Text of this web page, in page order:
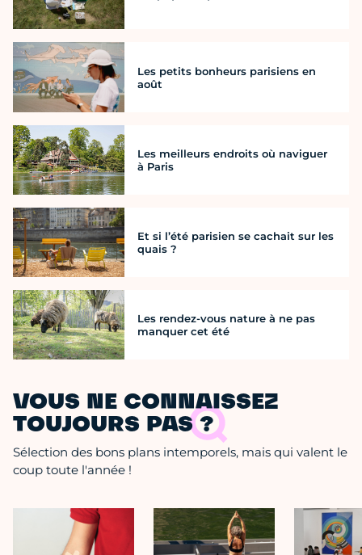
Les petits bonheurs parisiens en
août
Les meilleurs endroits où naviguer
à Paris
Et si l’été parisien se cachait sur les
quais ?
Les rendez-vous nature à ne pas
manquer cet été
VOUS NE CONNAISSEZ
TOUJOURS PAS ?
Sélection des bons plans intemporels, mais qui valent le
coup toute l'année !